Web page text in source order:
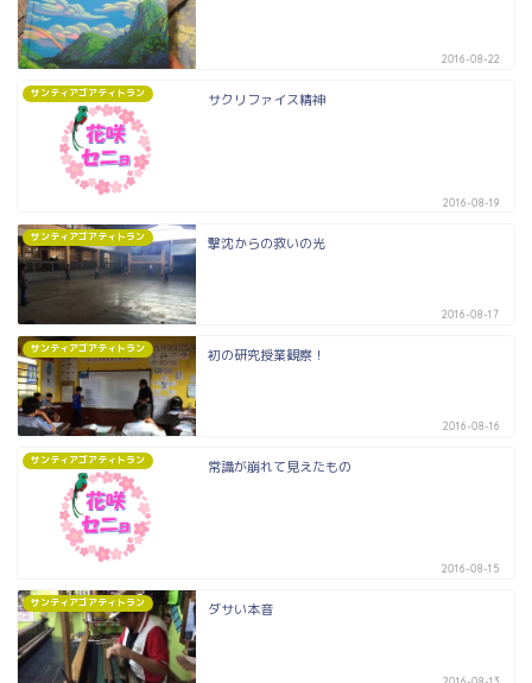
2016-08-22
サンティアゴアティトラン サクリファイス精神
2016-08-19
サンティアゴアティトラン 撃沈からの救いの光
2016-08-17
サンティアゴアティトラン 初の研究授業観察！
2016-08-16
サンティアゴアティトラン 常識が崩れて見えたもの
2016-08-15
サンティアゴアティトラン ダサい本音